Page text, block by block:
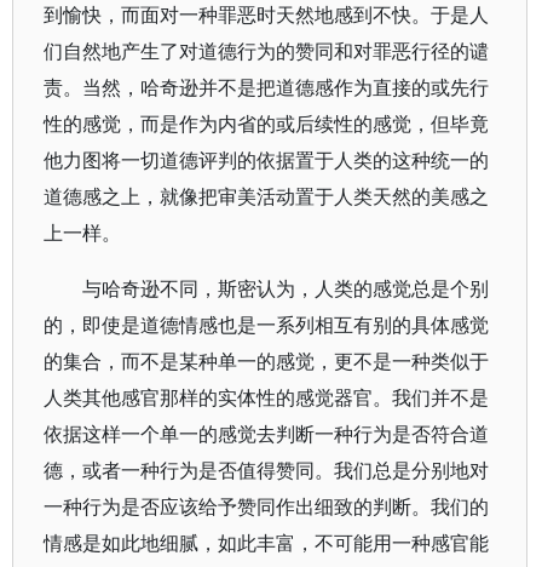
到愉快，而面对一种罪恶时天然地感到不快。于是人
们自然地产生了对道德行为的赞同和对罪恶行径的谴
责。当然，哈奇逊并不是把道德感作为直接的或先行
性的感觉，而是作为内省的或后续性的感觉，但毕竟
他力图将一切道德评判的依据置于人类的这种统一的
道德感之上，就像把审美活动置于人类天然的美感之
上一样。
与哈奇逊不同，斯密认为，人类的感觉总是个别
的，即使是道德情感也是一系列相互有别的具体感觉
的集合，而不是某种单一的感觉，更不是一种类似于
人类其他感官那样的实体性的感觉器官。我们并不是
依据这样一个单一的感觉去判断一种行为是否符合道
德，或者一种行为是否值得赞同。我们总是分别地对
一种行为是否应该给予赞同作出细致的判断。我们的
情感是如此地细腻，如此丰富，不可能用一种感官能